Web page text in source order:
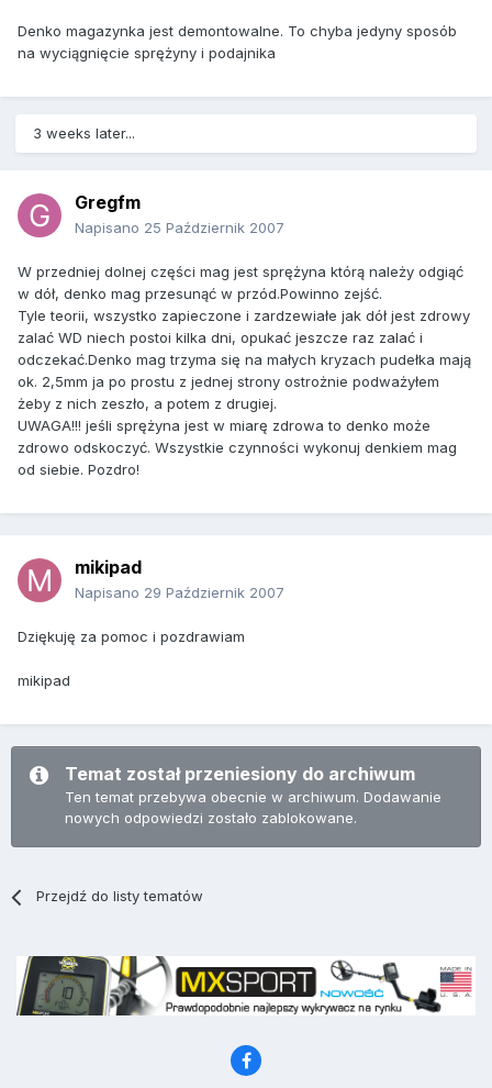
Denko magazynka jest demontowalne. To chyba jedyny sposób
na wyciągnięcie sprężyny i podajnika
3 weeks later...
Gregfm
Napisano 25 Październik 2007
W przedniej dolnej części mag jest sprężyna którą należy odgiąć
w dół, denko mag przesunąć w przód.Powinno zejść.
Tyle teorii, wszystko zapieczone i zardzewiałe jak dół jest zdrowy
zalać WD niech postoi kilka dni, opukać jeszcze raz zalać i
odczekać.Denko mag trzyma się na małych kryzach pudełka mają
ok. 2,5mm ja po prostu z jednej strony ostrożnie podważyłem
żeby z nich zeszło, a potem z drugiej.
UWAGA!!! jeśli sprężyna jest w miarę zdrowa to denko może
zdrowo odskoczyć. Wszystkie czynności wykonuj denkiem mag
od siebie. Pozdro!
mikipad
Napisano 29 Październik 2007
Dziękuję za pomoc i pozdrawiam
mikipad
Temat został przeniesiony do archiwum
Ten temat przebywa obecnie w archiwum. Dodawanie
nowych odpowiedzi zostało zablokowane.
Przejdź do listy tematów